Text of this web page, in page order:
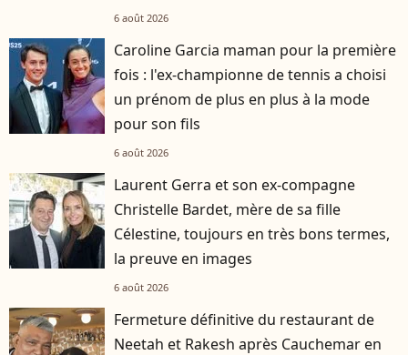
6 août 2026
Caroline Garcia maman pour la première
fois : l'ex-championne de tennis a choisi
un prénom de plus en plus à la mode
pour son fils
6 août 2026
Laurent Gerra et son ex-compagne
Christelle Bardet, mère de sa fille
Célestine, toujours en très bons termes,
la preuve en images
6 août 2026
Fermeture définitive du restaurant de
Neetah et Rakesh après Cauchemar en